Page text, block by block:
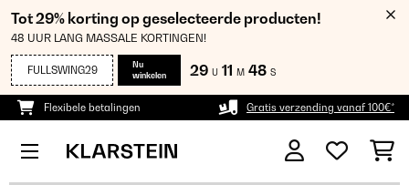
Tot 29% korting op geselecteerde producten!
48 UUR LANG MASSALE KORTINGEN!
FULLSWING29
Nu
winkelen
29 U 11 M 48 S
Flexibele betalingen Gratis verzending vanaf 100€*